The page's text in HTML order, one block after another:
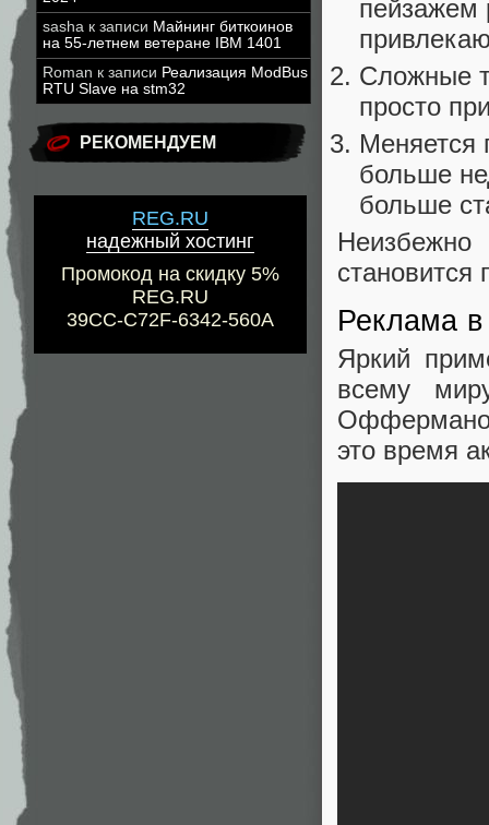
sasha к записи Майнинг биткоинов
на 55-летнем ветеране IBM 1401
Roman к записи Реализация ModBus
RTU Slave на stm32
РЕКОМЕНДУЕМ
REG.RU
надежный хостинг
Промокод на скидку 5%
REG.RU
39CC-C72F-6342-560A
пейзажем
Сложные
просто
Меняется
больше
больше
становится
Реклама
Яркий
всему
это время